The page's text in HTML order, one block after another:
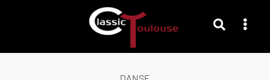
DANSE